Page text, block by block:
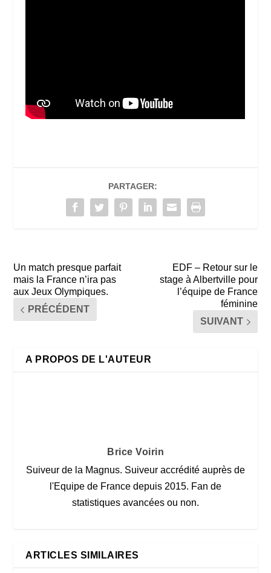
PARTAGER:
Un match presque parfait
mais la France n’ira pas
aux Jeux Olympiques.
PRÉCÉDENT
EDF – Retour sur le
stage à Albertville pour
l’équipe de France
féminine
SUIVANT
A PROPOS DE L'AUTEUR
Brice Voirin
Suiveur de la Magnus. Suiveur accrédité auprès de
l'Equipe de France depuis 2015. Fan de
statistiques avancées ou non.
ARTICLES SIMILAIRES